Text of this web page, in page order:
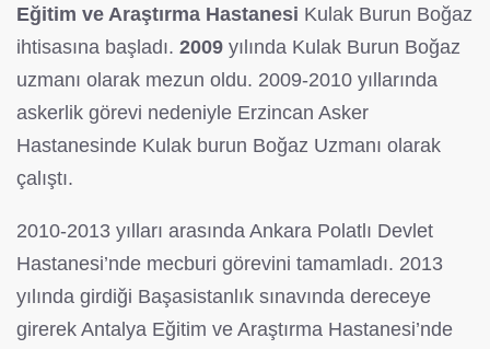
Eğitim ve Araştırma Hastanesi Kulak Burun Boğaz
ihtisasına başladı. 2009 yılında Kulak Burun Boğaz
uzmanı olarak mezun oldu. 2009-2010 yıllarında
askerlik görevi nedeniyle Erzincan Asker
Hastanesinde Kulak burun Boğaz Uzmanı olarak
çalıştı.
2010-2013 yılları arasında Ankara Polatlı Devlet
Hastanesi’nde mecburi görevini tamamladı. 2013
yılında girdiği Başasistanlık sınavında dereceye
girerek Antalya Eğitim ve Araştırma Hastanesi’nde